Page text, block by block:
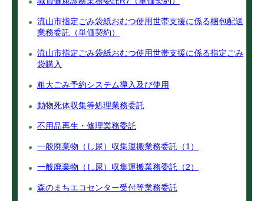
流山市指定ごみ袋紙おむつ使用世帯支援に係る梱包配送
業務委託（単価契約）
流山市指定ごみ袋紙おむつ使用世帯支援に係る指定ごみ
袋購入
粗大ごみ予約システム導入及び使用
動物死体収集等処理業務委託
不用品再生・修理業務委託
一般廃棄物（し尿）収集運搬業務委託（1）
一般廃棄物（し尿）収集運搬業務委託（2）
森のまちエコセンター受付等業務委託